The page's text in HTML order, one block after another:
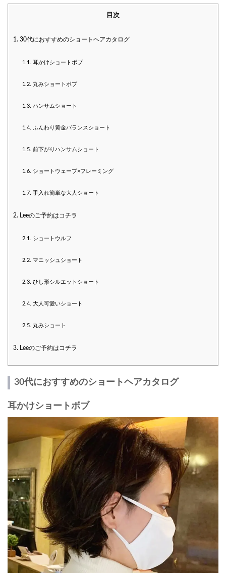
目次
1. 30代におすすめのショートヘアカタログ
1.1. 耳かけショートボブ
1.2. 丸みショートボブ
1.3. ハンサムショート
1.4. ふんわり黄金バランスショート
1.5. 前下がりハンサムショート
1.6. ショートウェーブ×フレーミング
1.7. 手入れ簡単な大人ショート
2. Leeのご予約はコチラ
2.1. ショートウルフ
2.2. マニッシュショート
2.3. ひし形シルエットショート
2.4. 大人可愛いショート
2.5. 丸みショート
3. Leeのご予約はコチラ
30代におすすめのショートヘアカタログ
耳かけショートボブ